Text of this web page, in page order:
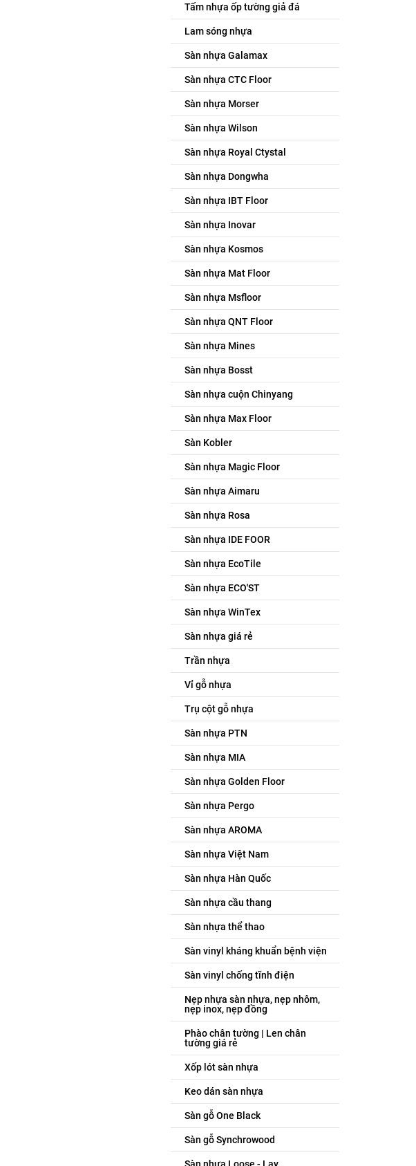
Tấm nhựa ốp tường giả đá
Lam sóng nhựa
Sàn nhựa Galamax
Sàn nhựa CTC Floor
Sàn nhựa Morser
Sàn nhựa Wilson
Sàn nhựa Royal Ctystal
Sàn nhựa Dongwha
Sàn nhựa IBT Floor
Sàn nhựa Inovar
Sàn nhựa Kosmos
Sàn nhựa Mat Floor
Sàn nhựa Msfloor
Sàn nhựa QNT Floor
Sàn nhựa Mines
Sàn nhựa Bosst
Sàn nhựa cuộn Chinyang
Sàn nhựa Max Floor
Sàn Kobler
Sàn nhựa Magic Floor
Sàn nhựa Aimaru
Sàn nhựa Rosa
Sàn nhựa IDE FOOR
Sàn nhựa EcoTile
Sàn nhựa ECO'ST
Sàn nhựa WinTex
Sàn nhựa giá rẻ
Trần nhựa
Vỉ gỗ nhựa
Trụ cột gỗ nhựa
Sàn nhựa PTN
Sàn nhựa MIA
Sàn nhựa Golden Floor
Sàn nhựa Pergo
Sàn nhựa AROMA
Sàn nhựa Việt Nam
Sàn nhựa Hàn Quốc
Sàn nhựa cầu thang
Sàn nhựa thể thao
Sàn vinyl kháng khuẩn bệnh viện
Sàn vinyl chống tĩnh điện
Nẹp nhựa sàn nhựa, nẹp nhôm,
nẹp inox, nẹp đồng
Phào chân tường | Len chân
tường giá rẻ
Xốp lót sàn nhựa
Keo dán sàn nhựa
Sàn gỗ One Black
Sàn gỗ Synchrowood